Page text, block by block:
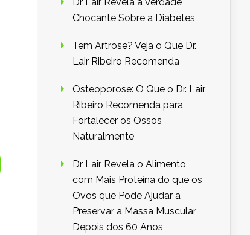
Dr Lair Revela a Verdade
Chocante Sobre a Diabetes
Tem Artrose? Veja o Que Dr.
Lair Ribeiro Recomenda
Osteoporose: O Que o Dr. Lair
Ribeiro Recomenda para
Fortalecer os Ossos
Naturalmente
Dr Lair Revela o Alimento
com Mais Proteína do que os
Ovos que Pode Ajudar a
Preservar a Massa Muscular
Depois dos 60 Anos